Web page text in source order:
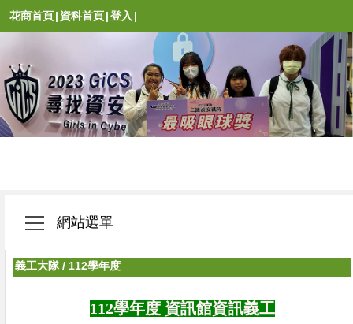
花商首頁| 資科首頁|登入 |
網站選單
義工大隊/ 112學年度
112學年度 資訊館資訊義工